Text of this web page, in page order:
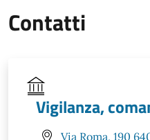
Contatti
Vigilanza,
Via Roma, 190